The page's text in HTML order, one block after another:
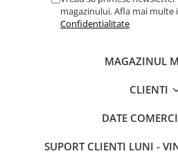
magazinului. Afla mai multe
Confidentialitate
MAGAZINUL
CLIENTI
DATE
SUPORT CLIENTI LUNI -